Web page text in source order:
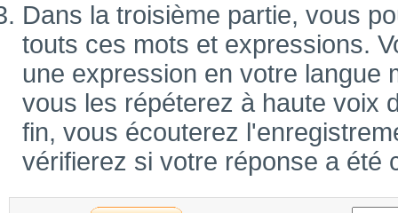
Dans la troisième partie, vous
touts ces mots et expressions.
une expression en votre langue
vous les répéterez à haute voix
fin, vous écouterez
vérifierez si votre réponse a été